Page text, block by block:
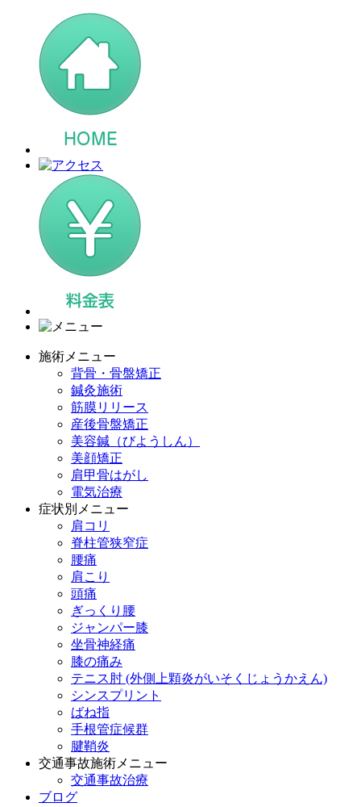
施術メニュー
背骨・骨盤矯正
鍼灸施術
筋膜リリース
産後骨盤矯正
美容鍼（びようしん）
美顔矯正
肩甲骨はがし
電気治療
症状別メニュー
肩コリ
脊柱管狭窄症
腰痛
肩こり
頭痛
ぎっくり腰
ジャンパー膝
坐骨神経痛
膝の痛み
テニス肘 (外側上顆炎がいそくじょうかえん)
シンスプリント
ばね指
手根管症候群
腱鞘炎
交通事故施術メニュー
交通事故治療
ブログ